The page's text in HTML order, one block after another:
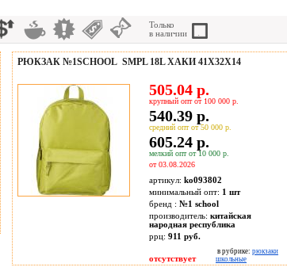
Только
в наличии
РЮКЗАК №1SCHOOL SMPL 18L ХАКИ 41Х32Х14
505.04 р.
крупный опт от 100 000 р.
540.39 р.
средний опт от 50 000 р.
605.24 р.
мелкий опт от 10 000 р.
от 03.08.2026
артикул: ko093802
минимальный опт: 1 шт
бренд : №1 school
производитель: китайская
народная республика
ррц: 911 руб.
отсутствует
в рубрике: рюкзаки
школьные